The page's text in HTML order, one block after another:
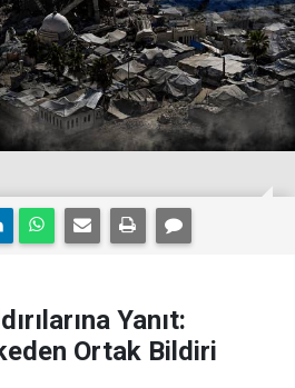
Yanıt:
Ortak Bildiri